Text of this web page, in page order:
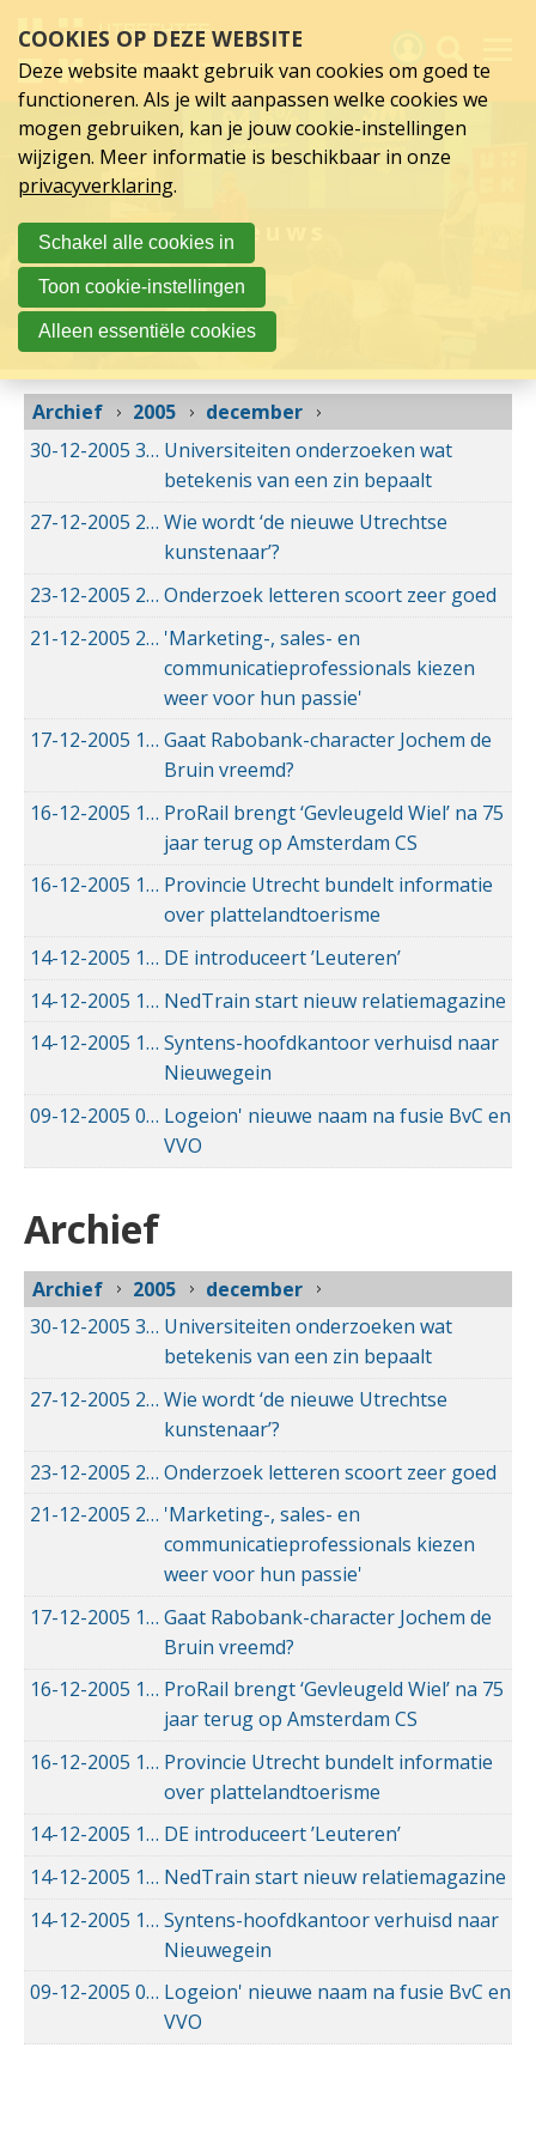
december
2005
links
over
Spring
hoofd
inhoud
Spring
naar
hoofdnavigatie
Nieuws
Archief 2005
december
30-12-2005 30-12-2005 00:00
Universiteiten onderzoeken wat
betekenis van een zin bepaalt
27-12-2005 27-12-2005 00:00
Wie wordt ‘de nieuwe Utrechtse
kunstenaar’?
23-12-2005 23-12-2005 00:00
Onderzoek letteren scoort zeer goed
21-12-2005 21-12-2005 00:00
'Marketing-, sales- en
communicatieprofessionals kiezen
weer voor hun passie'
17-12-2005 17-12-2005 00:00
Gaat Rabobank-character Jochem de
Bruin vreemd?
16-12-2005 16-12-2005 00:00
ProRail brengt ‘Gevleugeld Wiel’ na 75
jaar terug op Amsterdam CS
16-12-2005 16-12-2005 00:00
Provincie Utrecht bundelt informatie
over plattelandtoerisme
14-12-2005 14-12-2005 00:00
DE introduceert ’Leuteren’
14-12-2005 14-12-2005 00:00
NedTrain start nieuw relatiemagazine
14-12-2005 14-12-2005 00:00
Syntens-hoofdkantoor verhuisd naar
Nieuwegein
09-12-2005 09-12-2005 00:00
Logeion' nieuwe naam na fusie BvC en
VVO
Archief
Archief 2005
december
30-12-2005 30-12-2005 00:00
Universiteiten onderzoeken wat
betekenis van een zin bepaalt
27-12-2005 27-12-2005 00:00
Wie wordt ‘de nieuwe Utrechtse
kunstenaar’?
23-12-2005 23-12-2005 00:00
Onderzoek letteren scoort zeer goed
21-12-2005 21-12-2005 00:00
'Marketing-, sales- en
communicatieprofessionals kiezen
weer voor hun passie'
17-12-2005 17-12-2005 00:00
Gaat Rabobank-character Jochem de
Bruin vreemd?
16-12-2005 16-12-2005 00:00
ProRail brengt ‘Gevleugeld Wiel’ na 75
jaar terug op Amsterdam CS
16-12-2005 16-12-2005 00:00
Provincie Utrecht bundelt informatie
over plattelandtoerisme
14-12-2005 14-12-2005 00:00
DE introduceert ’Leuteren’
14-12-2005 14-12-2005 00:00
NedTrain start nieuw relatiemagazine
14-12-2005 14-12-2005 00:00
Syntens-hoofdkantoor verhuisd naar
Nieuwegein
09-12-2005 09-12-2005 00:00
Logeion' nieuwe naam na fusie BvC en
VVO
Activiteiten
Nieuws
Verslagen
Sluit je aan
Over UCK
COOKIES OP DEZE WEBSITE
Deze website maakt gebruik van cookies om goed te
functioneren. Als je wilt aanpassen welke cookies we
mogen gebruiken, kan je jouw cookie-instellingen
wijzigen. Meer informatie is beschikbaar in onze
privacyverklaring.
Schakel alle cookies in
Toon cookie-instellingen
Alleen essentiële cookies